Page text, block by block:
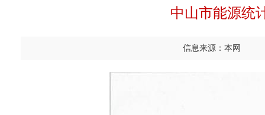
中山市能源统
信息来源：本网